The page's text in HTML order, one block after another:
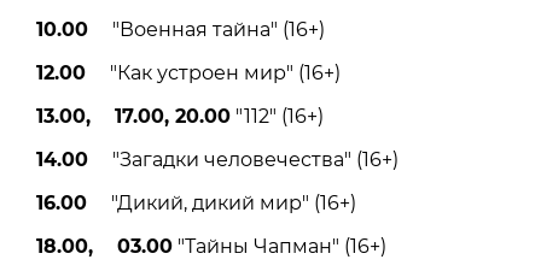
10.00 "Военная тайна" (16+)
12.00 "Как устроен мир" (16+)
13.00, 17.00, 20.00 "112" (16+)
14.00 "Загадки человечества" (16+)
16.00 "Дикий, дикий мир" (16+)
18.00, 03.00 "Тайны Чапман" (16+)